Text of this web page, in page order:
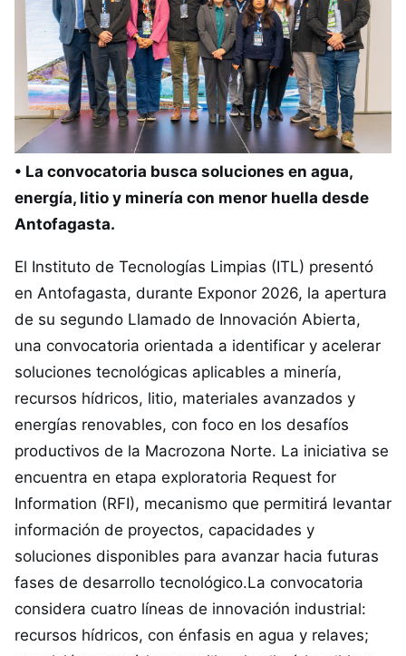
• La convocatoria busca soluciones en agua,
energía, litio y minería con menor huella desde
Antofagasta.
El Instituto de Tecnologías Limpias (ITL) presentó
en Antofagasta, durante Exponor 2026, la apertura
de su segundo Llamado de Innovación Abierta,
una convocatoria orientada a identificar y acelerar
soluciones tecnológicas aplicables a minería,
recursos hídricos, litio, materiales avanzados y
energías renovables, con foco en los desafíos
productivos de la Macrozona Norte. La iniciativa se
encuentra en etapa exploratoria Request for
Information (RFI), mecanismo que permitirá levantar
información de proyectos, capacidades y
soluciones disponibles para avanzar hacia futuras
fases de desarrollo tecnológico.La convocatoria
considera cuatro líneas de innovación industrial:
recursos hídricos, con énfasis en agua y relaves;